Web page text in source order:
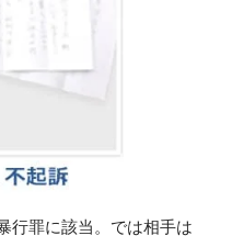
行罪に該当。では相手は